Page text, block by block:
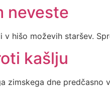
neveste
v hišo moževih staršev.
kašlju
zimskega dne